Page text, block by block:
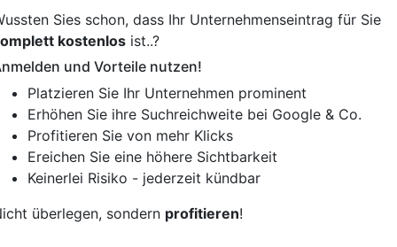
vornehmen, klicken Sie den folgenden Link.
oder andere relevante Informationen hinzufügen?
Gerne erweitern wir Ihren Firmeneintrag um
Ihren Wettbewerbern abheben.
Sies schon, dass Ihr Unternehmenseintrag für Sie
kostenlos ist..?
und Vorteile nutzen!
Platzieren Sie Ihr Unternehmen prominent
Erhöhen Sie ihre Suchreichweite bei Google & Co.
Profitieren Sie von mehr Klicks
Ereichen Sie eine höhere Sichtbarkeit
Keinerlei Risiko - jederzeit kündbar
überlegen, sondern profitieren!